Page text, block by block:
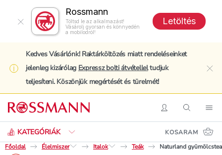
Rossmann
Töltsd le az alkalmazást!
Vásárolj gyorsan és könnyedén
a mobilodról!
Letöltés
Kedves Vásárlónk! Raktárköltözés miatt rendeléseinket
jelenleg kizárólag Expressz bolti átvételleltudjuk
teljesíteni. Köszönjük megértését és türelmét!
BelépésKeresés
KATEGÓRIÁK
Keresés
KOSARAM
Főoldal
Élelmiszer Italok Teák Naturland